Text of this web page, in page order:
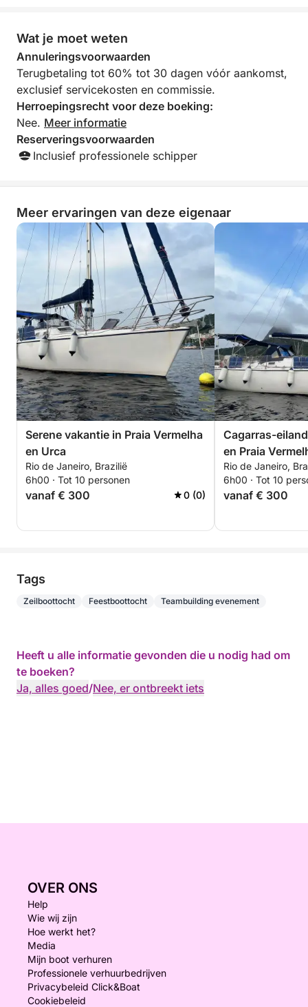
Wat je moet weten
Annuleringsvoorwaarden
Terugbetaling tot 60% tot 30 dagen vóór aankomst,
exclusief servicekosten en commissie.
Herroepingsrecht voor deze boeking:
Nee. Meer informatie
Reserveringsvoorwaarden
Inclusief professionele schipper
Meer ervaringen van deze eigenaar
Serene vakantie in Praia Vermelha
en Urca
Rio de Janeiro, Brazilië
6h00 · Tot 10 personen
vanaf € 300 0 (0)
Cagarras-
en Praia
Rio de Janeiro,
6h00 · Tot 10
vanaf € 300
Tags
Zeilboottocht Feestboottocht Teambuilding evenement
Heeft u alle informatie gevonden die u nodig had om
te boeken?
Ja, alles goed/Nee, er ontbreekt iets
OVER ONS
Help
Wie wij zijn
Hoe werkt het?
Media
Mijn boot verhuren
Professionele verhuurbedrijven
Privacybeleid Click&Boat
Cookiebeleid